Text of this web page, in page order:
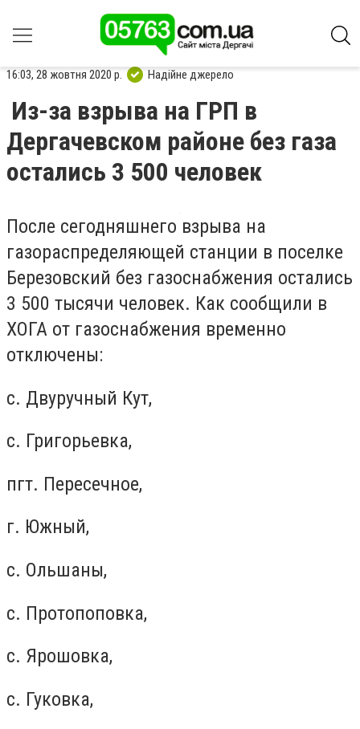
16:03, 28 жовтня 2020 р. Надійне джерело
Из-за взрыва на ГРП в
Дергачевском районе без газа
остались 3 500 человек
После сегодняшнего взрыва на
газораспределяющей станции в поселке
Березовский без газоснабжения остались
3 500 тысячи человек. Как сообщили в
ХОГА от газоснабжения временно
отключены:
с. Двуручный Кут,
с. Григорьевка,
пгт. Пересечное,
г. Южный,
с. Ольшаны,
с. Протопоповка,
с. Ярошовка,
с. Гуковка,